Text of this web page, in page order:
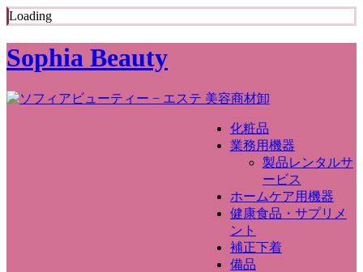
Loading
Sophia Beauty
化粧品
業務用機器
製品レンタルサ
ービス
ホームケア用機器
健康食品・サプリメ
ント
補正下着
備品